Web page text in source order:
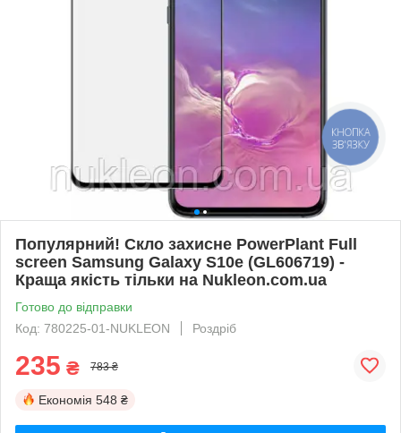
Популярний! Скло захисне PowerPlant Full
screen Samsung Galaxy S10e (GL606719) -
Краща якість тільки на Nukleon.com.ua
Готово до відправки
Код: 780225-01-NUKLEON
Роздріб
235 ₴ 783 ₴
Економія 548 ₴
КНОПКА
ЗВ'ЯЗКУ